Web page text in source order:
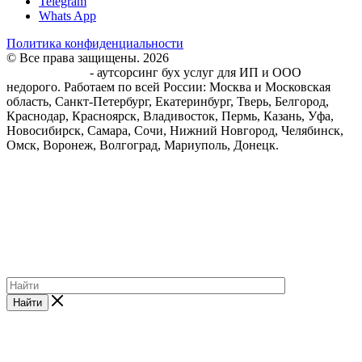
Whats App
Политика конфиденциальности
© Все права защищены. 2026
- аутсорсинг бух услуг для ИП и ООО
недорого. Работаем по всей России: Москва и Московская
область, Санкт-Петербург, Екатеринбург, Тверь, Белгород,
Краснодар, Красноярск, Владивосток, Пермь, Казань, Уфа,
Новосибирск, Самара, Сочи, Нижний Новгород, Челябинск,
Омск, Воронеж, Волгоград, Мариуполь, Донецк.
Найти